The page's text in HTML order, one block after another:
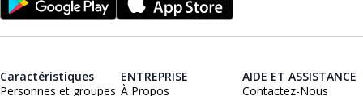
Caractéristiques
Personnes et groupes
ENTREPRISE
À Propos
AIDE ET ASSISTANCE
Contactez-Nous